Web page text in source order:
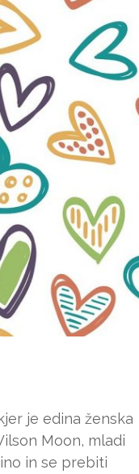
je edina ženska
Moon, mladi
in se prebiti